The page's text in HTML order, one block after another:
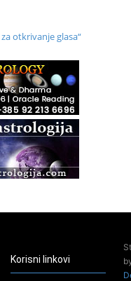
otkrivanje glasa“
Online – otvoreno za
i Online
Korisni linkovi